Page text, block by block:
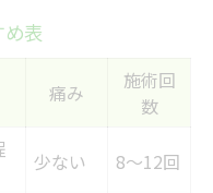
表
痛み
施術回
数
少ない 8〜12回